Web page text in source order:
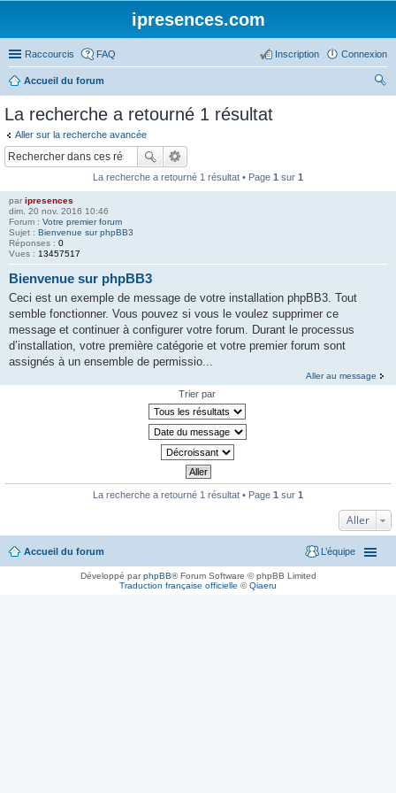
ipresences.com
Raccourcis FAQ Connexion
Inscription
Accueil du forum
La recherche a retourné 1 résultat
Aller sur la recherche avancée
La recherche a retourné 1 résultat • Page 1 sur 1
par ipresences
dim. 20 nov. 2016 10:46
Forum : Votre premier forum
Sujet : Bienvenue sur phpBB3
Réponses : 0
Vues : 13457517
Bienvenue sur phpBB3
Ceci est un exemple de message de votre installation phpBB3. Tout
semble fonctionner. Vous pouvez si vous le voulez supprimer ce
message et continuer à configurer votre forum. Durant le processus
d’installation, votre première catégorie et votre premier forum sont
assignés à un ensemble de permissio...
Aller au message
Trier par
La recherche a retourné 1 résultat • Page 1 sur 1
Aller
Accueil du forum L’équipe
Développé parphpBB® Forum Software © phpBB Limited
Traduction française officielle ©Qiaeru